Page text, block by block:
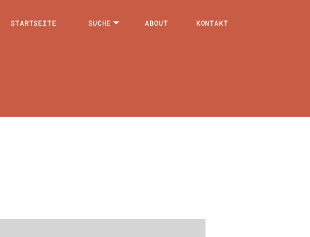
STARTSEITE SUCHE ABOUT KONTAKT